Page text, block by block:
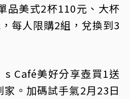
品美式2杯110元、大杯
每人限購2組，兌換到3
Café美好分享壺買1送
。加碼試手氣2月23日